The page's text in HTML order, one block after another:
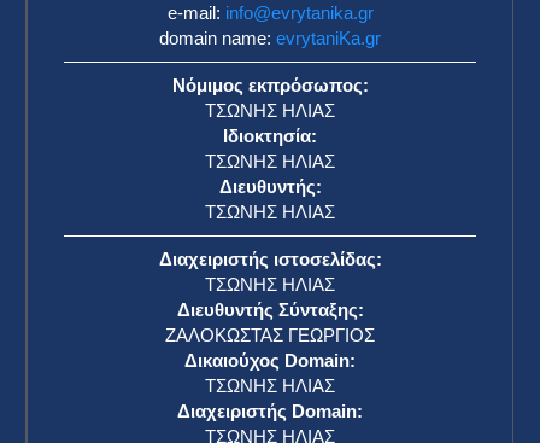
e-mail: info@evrytanika.gr
domain name: evrytaniKa.gr
Νόμιμος εκπρόσωπος:
ΤΣΩΝΗΣ ΗΛΙΑΣ
Ιδιοκτησία:
ΤΣΩΝΗΣ ΗΛΙΑΣ
Διευθυντής:
ΤΣΩΝΗΣ ΗΛΙΑΣ
Διαχειριστής ιστοσελίδας:
ΤΣΩΝΗΣ ΗΛΙΑΣ
Διευθυντής Σύνταξης:
ΖΑΛΟΚΩΣΤΑΣ ΓΕΩΡΓΙΟΣ
Δικαιούχος Domain:
ΤΣΩΝΗΣ ΗΛΙΑΣ
Διαχειριστής Domain:
ΤΣΩΝΗΣ ΗΛΙΑΣ